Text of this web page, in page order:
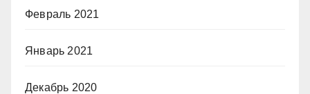
Февраль 2021
Январь 2021
Декабрь 2020